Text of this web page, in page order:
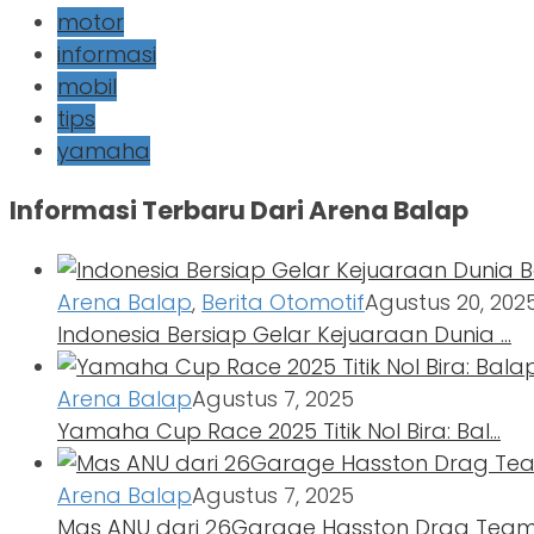
motor
informasi
mobil
tips
yamaha
Informasi Terbaru Dari Arena Balap
Arena Balap, Berita OtomotifAgustus 20,
Indonesia Bersiap Gelar Kejuaraan Dunia …
Arena BalapAgustus 7, 2025
Yamaha Cup Race 2025 Titik Nol Bira: Bal…
Arena BalapAgustus 7, 2025
Mas ANU dari 26Garage Hasston Drag